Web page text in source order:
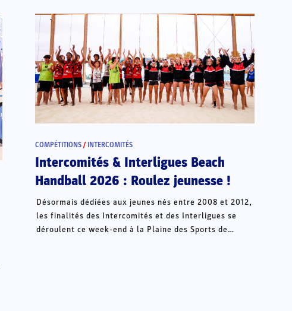
COMPÉTITIONS / INTERCOMITÉS
Intercomités & Interligues Beach
Handball 2026 : Roulez jeunesse !
Désormais dédiées aux jeunes nés entre 2008 et 2012,
les finalités des Intercomités et des Interligues se
déroulent ce week-end à la Plaine des Sports de